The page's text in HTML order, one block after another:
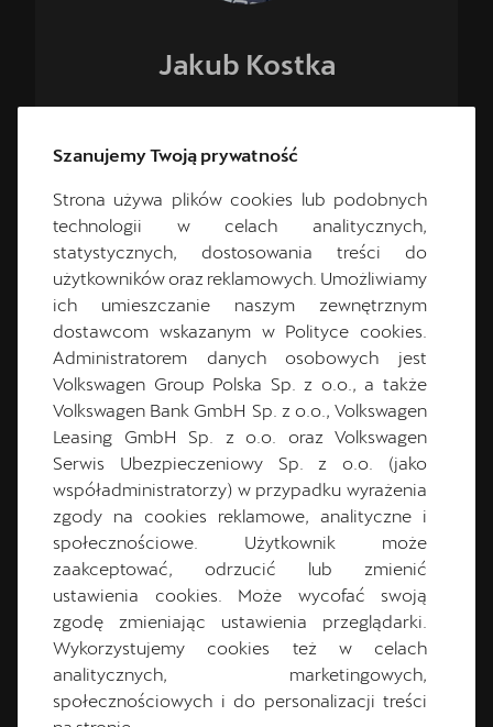
Jakub Kostka
ZASTĘPCA KIEROWNIKA DZIAŁU
+48 71 727 68 68
cupra.salon@motorpolwroclaw.pl
Jestem na Instagramie
Marek Grobelny
Szanujemy Twoją prywatność
Strona używa plików cookies lub podobnych
technologii w celach analitycznych,
statystycznych, dostosowania treści do
użytkowników oraz reklamowych. Umożliwiamy
ich umieszczanie naszym zewnętrznym
dostawcom wskazanym w Polityce cookies.
Administratorem danych osobowych jest
Volkswagen Group Polska Sp. z o.o., a także
Volkswagen Bank GmbH Sp. z o.o., Volkswagen
Leasing GmbH Sp. z o.o. oraz Volkswagen
Serwis Ubezpieczeniowy Sp. z o.o. (jako
współadministratorzy) w przypadku wyrażenia
zgody na cookies reklamowe, analityczne i
społecznościowe. Użytkownik może
zaakceptować, odrzucić lub zmienić
ustawienia cookies. Może wycofać swoją
zgodę zmieniając ustawienia przeglądarki.
Wykorzystujemy cookies też w celach
analitycznych, marketingowych,
społecznościowych i do personalizacji treści